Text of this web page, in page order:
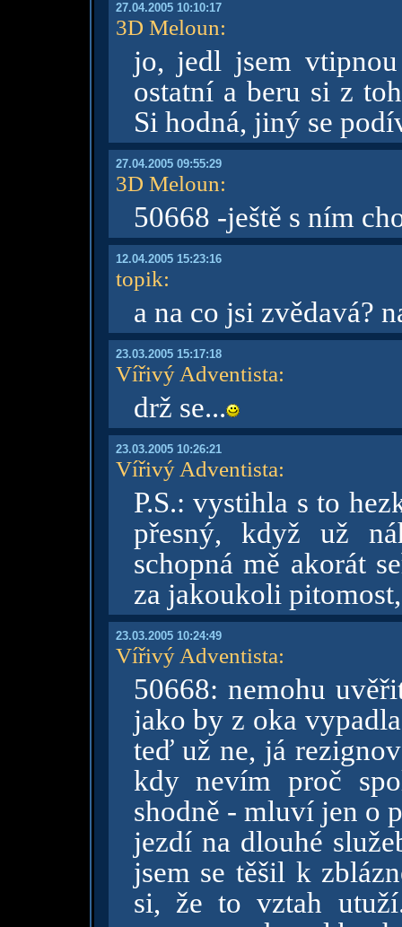
27.04.2005 10:10:17
3D Meloun:
jo, jedl jsem
ostatní a beru si z
Si hodná, jiný se
27.04.2005 09:55:29
3D Meloun:
50668 -ještě s ním
12.04.2005 15:23:16
topik:
a na co jsi zvědavá?
23.03.2005 15:17:18
Vířivý Adventista:
drž se...
23.03.2005 10:26:21
Vířivý Adventista:
P.S.: vystihla s to
přesný, když už
schopná mě akorát
za jakoukoli
23.03.2005 10:24:49
Vířivý Adventista:
50668: nemohu
jako by z oka
teď už ne, já
kdy nevím proč
shodně - mluví jen o
jezdí na dlouhé
jsem se těšil k
si, že to vztah